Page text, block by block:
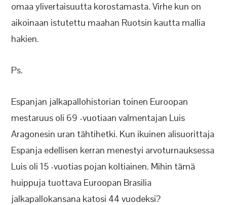
omaa ylivertaisuutta korostamasta. Virhe kun on
aikoinaan istutettu maahan Ruotsin kautta mallia
hakien.
Ps.
Espanjan jalkapallohistorian toinen Euroopan
mestaruus oli 69 -vuotiaan valmentajan Luis
Aragonesin uran tähtihetki. Kun ikuinen alisuorittaja
Espanja edellisen kerran menestyi arvoturnauksessa
Luis oli 15 -vuotias pojan koltiainen. Mihin tämä
huippuja tuottava Euroopan Brasilia
jalkapallokansana katosi 44 vuodeksi?